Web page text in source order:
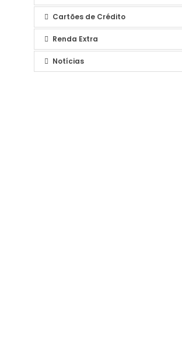
Cartões de Crédito
Renda Extra
Notícias